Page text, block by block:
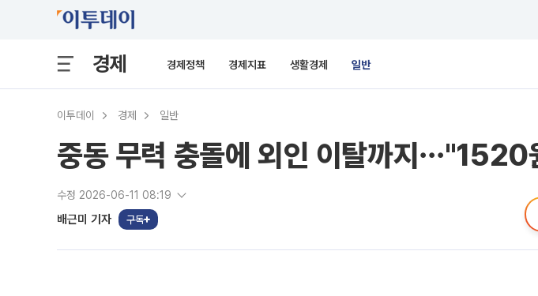
경제 경제정책 경제지표 생활경제 일반
이투데이 경제 일반
중동 무력 충돌에 외인 이탈까지
수정 2026-06-11 08:19
배근미 기자 구독